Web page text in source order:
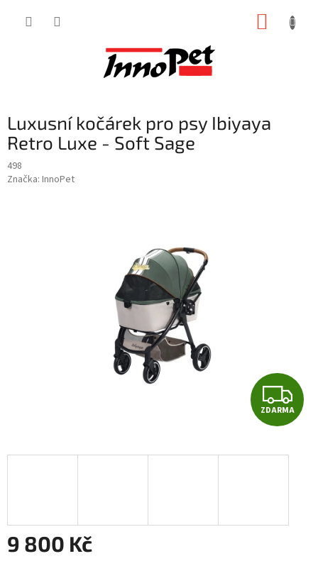
Luxusní kočárek pro psy Ibiyaya
Retro Luxe - Soft Sage
498
Značka: InnoPet
Z
D
ZDARMA
9 800 Kč